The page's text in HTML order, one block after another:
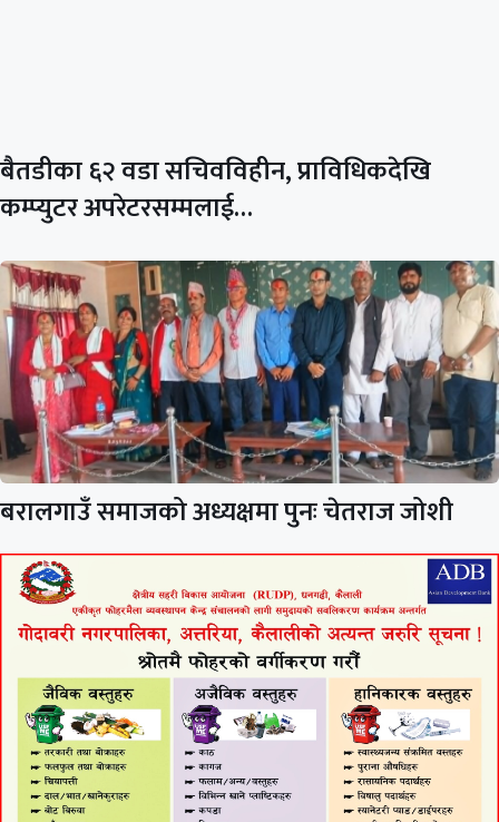
बैतडीका ६२ वडा सचिवविहीन, प्राविधिकदेखि
कम्प्युटर अपरेटरसम्मलाई…
बरालगाउँ समाजको अध्यक्षमा पुनः चेतराज जोशी